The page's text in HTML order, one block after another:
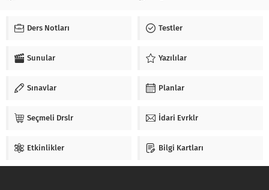
Ders Notları Testler
Sunular Yazılılar
Sınavlar Planlar
Seçmeli Drslr İdari Evrklr
Etkinlikler Bilgi Kartları